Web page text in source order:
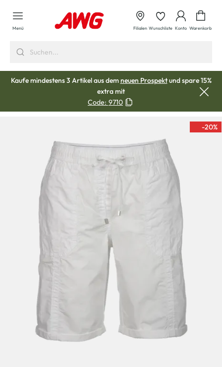
springen
Menü Filialen Wunschliste Konto Warenkorb
Kaufe mindestens 3 Artikel aus demneuen Prospektund spare 15%
extra mit
Code: 9710
-20%